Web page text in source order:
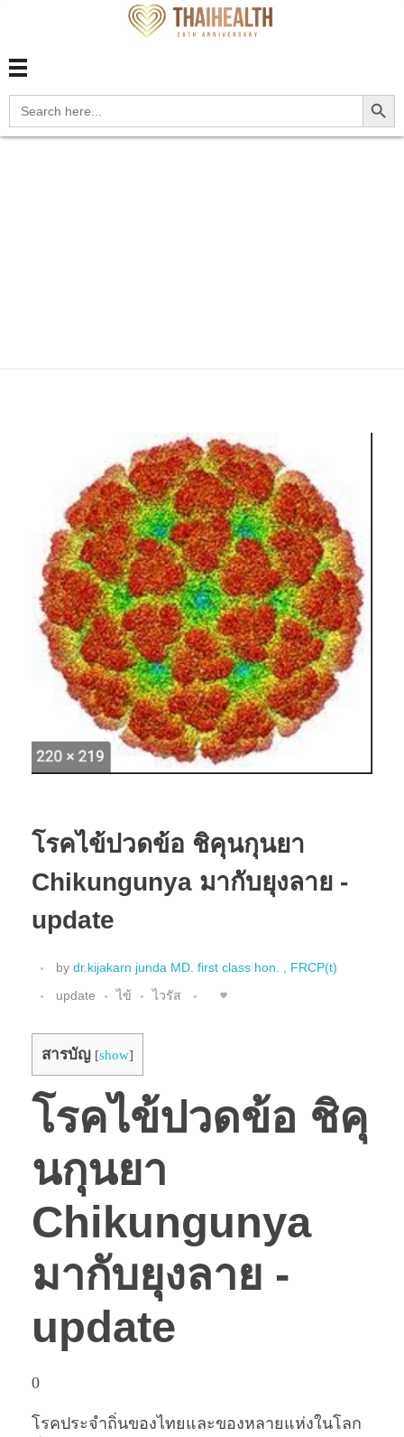
Search
for:
Search Button
โรคไข้ปวดข้อ ชิคุนกุนยา
Chikungunya มากับยุงลาย -
update
by dr.kijakarn junda MD. first class hon. , FRCP(t)
update
ไข้ ไวรัส
สารบัญ [show]
โรคไข้ปวดข้อ ชิคุ
นกุนยา
Chikungunya
มากับยุงลาย -
update
0
โรคประจำถิ่นของไทยและของหลายแห่งในโลก